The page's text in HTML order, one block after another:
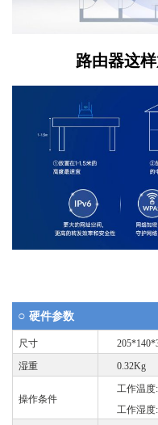
路由器这
○ 硬件参数
尺寸 205*140*
湿重
0.32Kg
操作条件
工作温度:
工作湿度: